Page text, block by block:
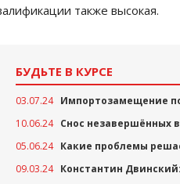
также высокая.
БУДЬТЕ В КУРСЕ
03.07.24 Импортозамещение
10.06.24 Снос незавершённых
05.06.24 Какие проблемы
09.03.24 Константин